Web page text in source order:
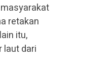
retakan
itu,
laut dari